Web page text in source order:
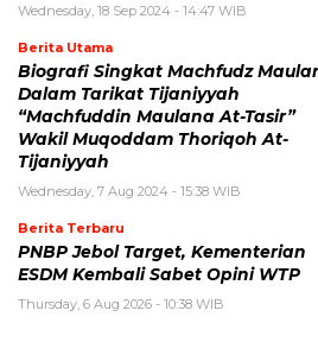
Wednesday, 18 Sep 2024 - 14:47 WIB
Berita Utama
Biografi Singkat Machfudz
Dalam Tarikat Tijaniyyah
“Machfuddin Maulana At-Tasir”
Wakil Muqoddam Thoriqoh At-
Tijaniyyah
Wednesday, 7 Aug 2024 - 15:38 WIB
Berita Terbaru
PNBP Jebol Target, Kementerian
ESDM Kembali Sabet Opini WTP
Thursday, 6 Aug 2026 - 10:38 WIB